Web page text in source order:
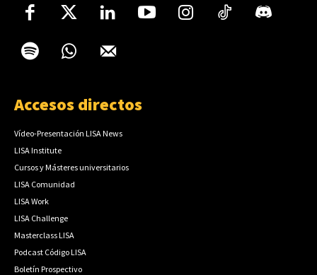
Accesos directos
Vídeo-Presentación LISA News
LISA Institute
Cursos y Másteres universitarios
LISA Comunidad
LISA Work
LISA Challenge
Masterclass LISA
Podcast Código LISA
Boletín Prospectivo